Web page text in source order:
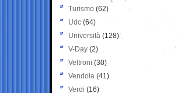
Turismo (62)
Udc (64)
Università (128)
V-Day (2)
Veltroni (30)
Vendola (41)
Verdi (16)